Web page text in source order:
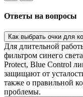
Ответы на вопросы
Как выбрать очки для
Для длительной
фильтром синего
Protect, Blue Control
защищают от
также о правильной
проблемы.